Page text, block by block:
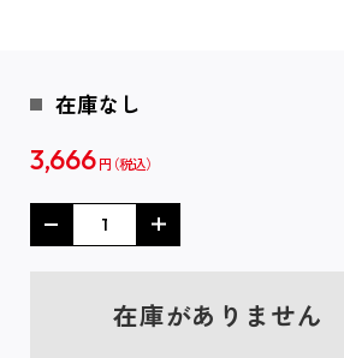
在庫なし
3,666 円
在庫がありません